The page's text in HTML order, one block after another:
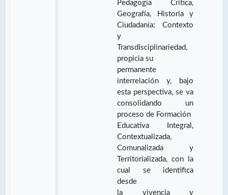
Pedagogía Crítica,
Geografía, Historia y
Ciudadanía; Contexto
y
Transdisciplinariedad,
propicia su
permanente
interrelación y, bajo
esta perspectiva, se va
consolidando un
proceso de Formación
Educativa Integral,
Contextualizada,
Comunalizada y
Territorializada, con la
cual se identifica
desde
la vivencia y